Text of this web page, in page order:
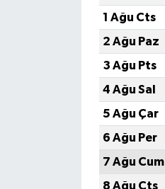
1 Ağu Cts
2 Ağu Paz
3 Ağu Pts
4 Ağu Sal
5 Ağu Çar
6 Ağu Per
7 Ağu Cum
8 Ağu Cts